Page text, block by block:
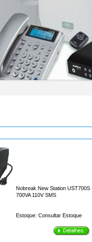
Nobreak New Station UST700S
700VA 110V SMS
Estoque: Consultar Estoque